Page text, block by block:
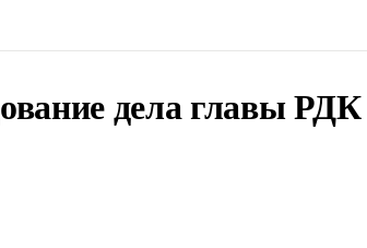
дела главы РДК